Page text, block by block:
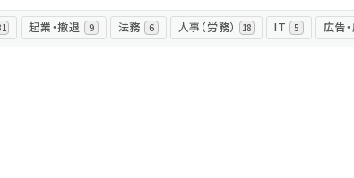
起業・撤退 9 法務 6 人事（労務） 18 IT 5 広告